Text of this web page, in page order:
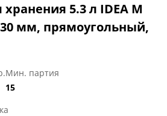
хранения 5.3 л IDEA М
мм, прямоугольный,
Мин. партия
15